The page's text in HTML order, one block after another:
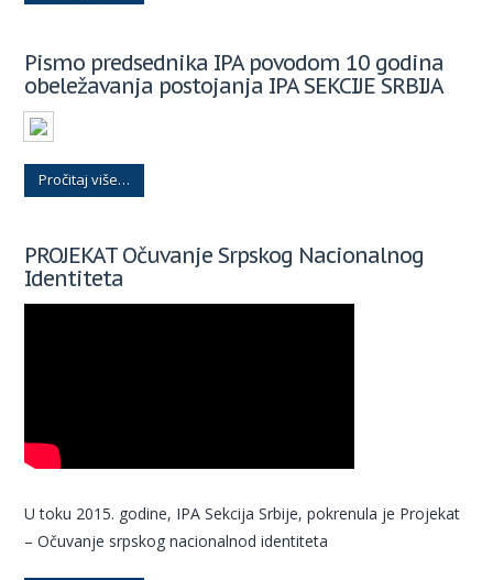
Pismo predsednika IPA povodom 10 godina
obeležavanja postojanja IPA SEKCIJE SRBIJA
Pročitaj više…
PROJEKAT Očuvanje Srpskog Nacionalnog
Identiteta
U toku 2015. godine, IPA Sekcija Srbije, pokrenula je Projekat
– Očuvanje srpskog nacionalnod identiteta